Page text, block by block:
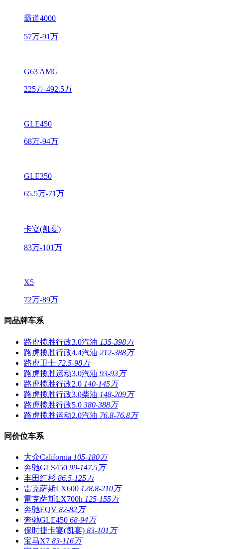
霸道4000
57万-91万
G63 AMG
225万-492.5万
GLE450
68万-94万
GLE350
65.5万-71万
卡宴(凯宴)
83万-101万
X5
72万-89万
同品牌车系
路虎揽胜行政3.0汽油 135-398万
路虎揽胜行政4.4汽油 212-388万
路虎卫士 72.5-98万
路虎揽胜运动3.0汽油 93-93万
路虎揽胜行政2.0 140-145万
路虎揽胜行政3.0柴油 148-209万
路虎揽胜行政5.0 380-388万
路虎揽胜运动2.0汽油 76.8-76.8万
同价位车系
大众California 105-180万
奔驰GLS450 99-147.5万
丰田红杉 86.5-125万
雷克萨斯LX600 128.8-210万
雷克萨斯LX700h 125-155万
奔驰EQV 82-82万
奔驰GLE450 68-94万
保时捷卡宴(凯宴) 83-101万
宝马X7 83-116万